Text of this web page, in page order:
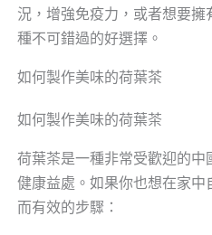
況，增強免疫力，或者想要
種不可錯過的好選擇。
如何製作美味的荷葉茶
如何製作美味的荷葉茶
荷葉茶是一種非常受歡迎的
健康益處。如果你也想在家
而有效的步驟：